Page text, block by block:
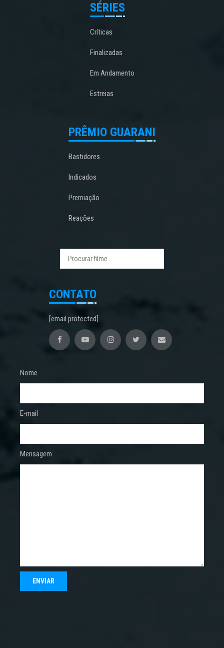
SÉRIES
Críticas
Finalizadas
Em Andamento
Estreias
PRÊMIO GUARANI
Bastidores
Indicados
Premiação
Reações
CONTATO
[email protected]
Nome
E-mail
Mensagem